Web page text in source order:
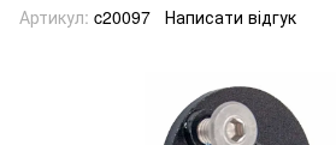
Артикул: c20097 Написати відгук